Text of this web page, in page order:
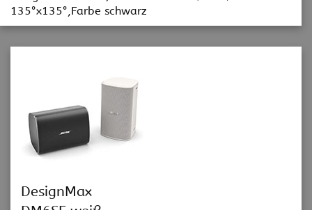
135°x135°,Farbe schwarz
DesignMax